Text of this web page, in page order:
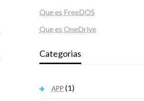
Que es FreeDOS
Que es OneDrive
Categorias
APP (1)